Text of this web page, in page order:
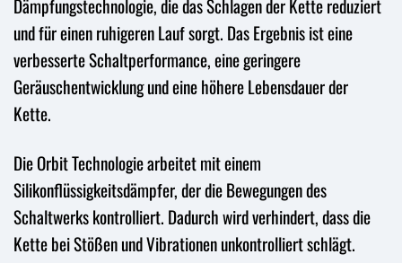
Dämpfungstechnologie, die das Schlagen der Kette reduziert
und für einen ruhigeren Lauf sorgt. Das Ergebnis ist eine
verbesserte Schaltperformance, eine geringere
Geräuschentwicklung und eine höhere Lebensdauer der
Kette.
Die Orbit Technologie arbeitet mit einem
Silikonflüssigkeitsdämpfer, der die Bewegungen des
Schaltwerks kontrolliert. Dadurch wird verhindert, dass die
Kette bei Stößen und Vibrationen unkontrolliert schlägt.